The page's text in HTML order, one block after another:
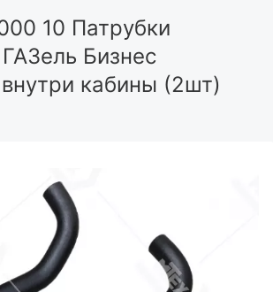
10 Патрубки
Бизнес
кабины (2шт)